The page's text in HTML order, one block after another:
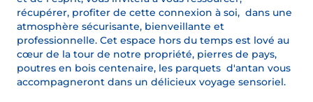
récupérer, profiter de cette connexion à soi, dans une
atmosphère sécurisante, bienveillante et
professionnelle. Cet espace hors du temps est lové au
cœur de la tour de notre propriété, pierres de pays,
poutres en bois centenaire, les parquets d'antan vous
accompagneront dans un délicieux voyage sensoriel.